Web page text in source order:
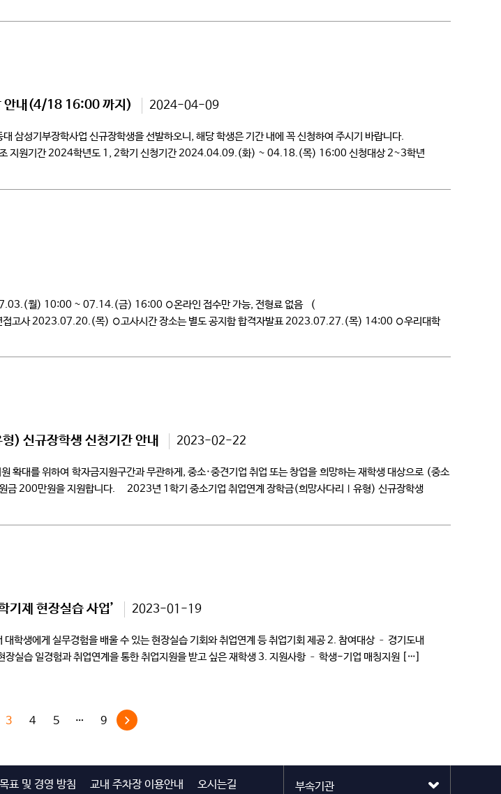
안내(4/18 16:00 까지) 2024-04-09
삼성기부장학사업 신규장학생을 선발하오니, 해당 학생은 기간 내에 꼭 신청하여 주시기 바랍니다.
지원기간 2024학년도 1, 2학기 신청기간 2024.04.09.(화) ~ 04.18.(목) 16:00 신청대상 2~3학년
월) 10:00 ~ 07.14.(금) 16:00 ◦온라인 접수만 가능, 전형료 없음 (
고사 2023.07.20.(목) ◦고사시간 장소는 별도 공지함 합격자발표 2023.07.27.(목) 14:00 ◦우리대학
) 신규장학생 신청기간 안내 2023-02-22
대를 위하여 학자금지원구간과 무관하게, 중소·중견기업 취업 또는 창업을 희망하는 재학생 대상으로 (중소
원금 200만원을 지원합니다. 2023년 1학기 중소기업 취업연계 장학금(희망사다리Ⅰ유형) 신규장학생
기제 현장실습 사업’ 2023-01-19
학생에게 실무경험을 배울 수 있는 현장실습 기회와 취업연계 등 취업기회 제공 ​2. 참여대상 – ​경기도내
실습 일경험과 취업연계을 통한 취업지원을 받고 싶은 재학생 3. 지원사항 – 학생-기업 매칭지원 […]
3 4 5 … 9
표 및 경영 방침 교내 주차장 이용안내 오시는길